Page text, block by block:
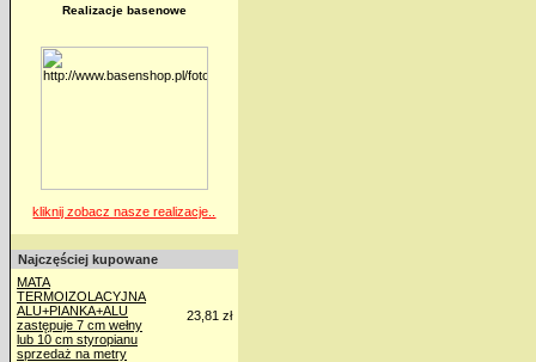
Realizacje basenowe
kliknij zobacz nasze realizacje..
Najczęściej kupowane
MATA
TERMOIZOLACYJNA
ALU+PIANKA+ALU
zastępuje 7 cm wełny
lub 10 cm styropianu
sprzedaż na metry
23,81 zł